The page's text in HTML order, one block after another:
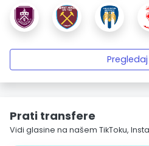
Prati transfere
Vidi glasine na našem TikToku,